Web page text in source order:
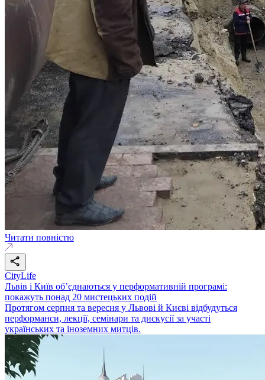
Читати повністю
CityLife
Львів і Київ об’єднаються у перформативній програмі:
покажуть понад 20 мистецьких подій
Протягом серпня та вересня у Львові й Києві відбудуться
перформанси, лекції, семінари та дискусії за участі
українських та іноземних митців.